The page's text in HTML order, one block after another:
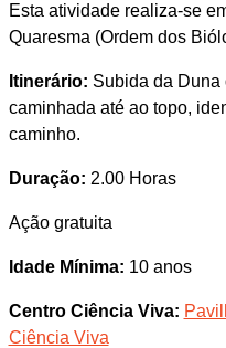
Esta atividade realiza-se
Quaresma (Ordem dos
Itinerário: Subida da Duna
caminhada até ao topo,
caminho.
Duração: 2.00 Horas
Ação gratuita
Idade Mínima: 10 anos
Centro Ciência Viva:
Ciência Viva